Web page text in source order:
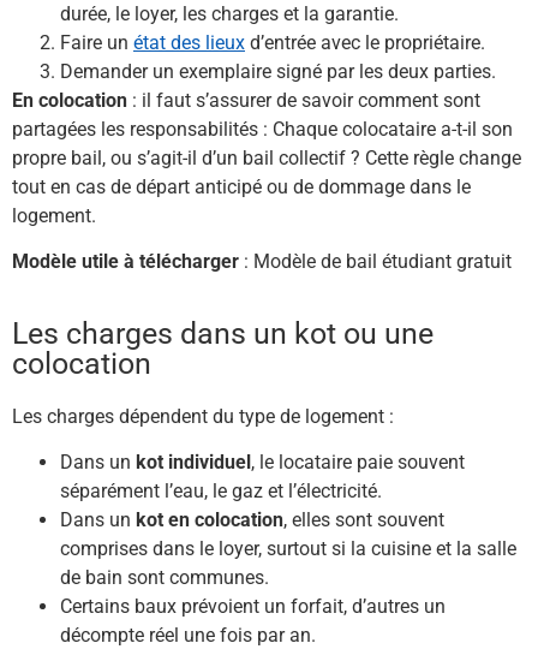
durée, le loyer, les charges et la garantie.
Faire un état des lieux d’entrée avec le propriétaire.
Demander un exemplaire signé par les deux parties.
En colocation : il faut s’assurer de savoir comment sont
partagées les responsabilités : Chaque colocataire a-t-il son
propre bail, ou s’agit-il d’un bail collectif ? Cette règle change
tout en cas de départ anticipé ou de dommage dans le
logement.
Modèle utile à télécharger : Modèle de bail étudiant gratuit
Les charges dans un kot ou une
colocation
Les charges dépendent du type de logement :
Dans un kot individuel, le locataire paie souvent
séparément l’eau, le gaz et l’électricité.
Dans un kot en colocation, elles sont souvent
comprises dans le loyer, surtout si la cuisine et la salle
de bain sont communes.
Certains baux prévoient un forfait, d’autres un
décompte réel une fois par an.